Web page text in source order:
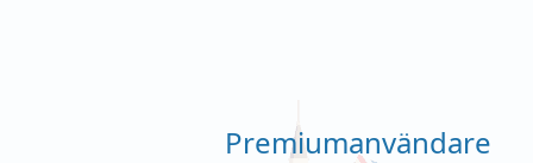
Premiumanvändare